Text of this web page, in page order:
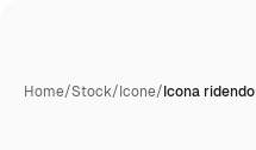
Home/Stock/Icone/Icona ridendo